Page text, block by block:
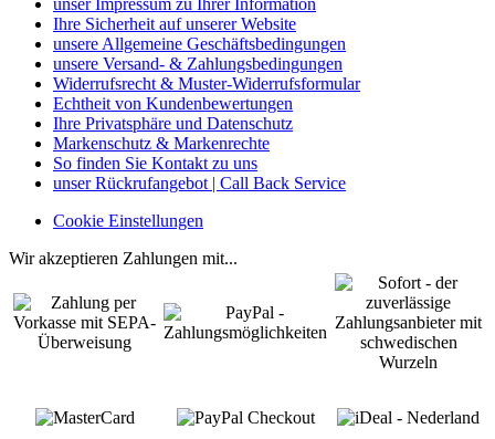
Ihre Sicherheit auf unserer Website
unsere Allgemeine Geschäftsbedingungen
unsere Versand- & Zahlungsbedingungen
Widerrufsrecht & Muster-Widerrufsformular
Echtheit von Kundenbewertungen
Ihre Privatsphäre und Datenschutz
Markenschutz & Markenrechte
So finden Sie Kontakt zu uns
unser Rückrufangebot | Call Back Service
Cookie Einstellungen
Wir akzeptieren Zahlungen mit...